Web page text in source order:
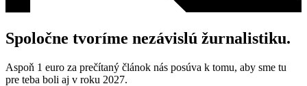
Spoločne tvoríme nezávislú žurnalistiku.
Aspoň 1 euro za prečítaný článok nás posúva k tomu, aby sme tu
pre teba boli aj v roku 2027.